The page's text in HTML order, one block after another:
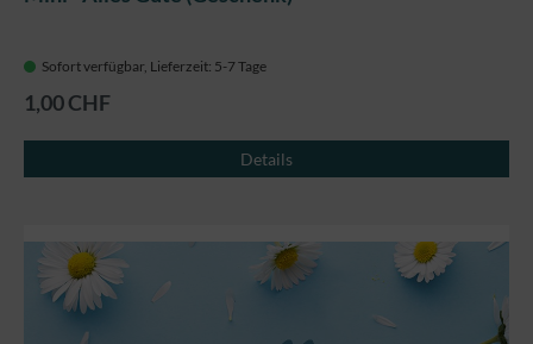
Sofort verfügbar, Lieferzeit: 5-7 Tage
1,00 CHF
Details